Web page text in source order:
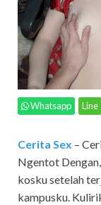
Whatsapp Line
Cerita Sex –
Ngentot
kosku setelah
kampusku.